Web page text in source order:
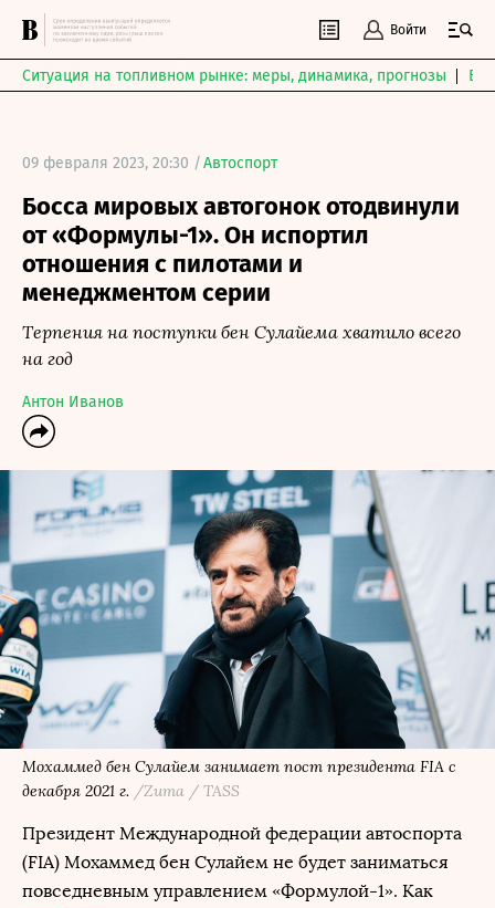
Войти
Ситуация на топливном рынке: меры, динамика, прогнозы
09 февраля 2023, 20:30 /Автоспорт
Босса мировых автогонок отодвинули
от «Формулы-1». Он испортил
отношения с пилотами и
менеджментом серии
Терпения на поступки бен Сулайема хватило всего
на год
Антон Иванов
Мохаммед бен Сулайем занимает пост президента FIA с
декабря 2021 г. /Zuma / TASS
Президент Международной федерации автоспорта
(FIA) Мохаммед бен Сулайем не будет заниматься
повседневным управлением «Формулой-1». Как